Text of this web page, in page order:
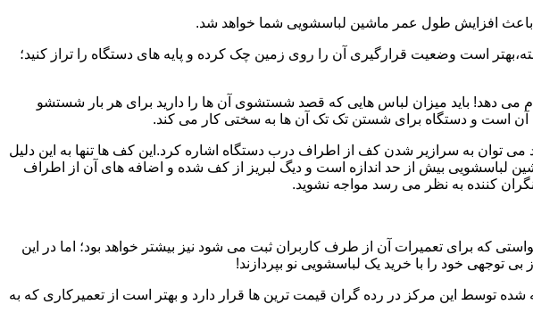
باعث افزایش طول عمر ماشین لباسشویی شما خواهد شد.
است وضعیت قرارگیری آن را روی زمین چک کرده و پایه های دستگاه را تراز کنید؛
دهد! باید میزان لباس هایی که قصد شستشوی آن ها را دارید برای هر بار شستشو
است و دستگاه برای شستن تک تک آن ها به سختی کار می کند.
می توان به سرازیر شدن کف از اطراف درب دستگاه اشاره کرد.این کف ها تنها به این دلیل
لباسشویی بیش از حد اندازه است و دیگ لبریز از کف شده و اضافه های آن از اطراف
کننده به نظر می رسد مواجه نشوید.
که برای تعمیرات آن از طرف کاربران ثبت می شود نیز بیشتر خواهد بود؛ اما در این
توجهی خود را با خرید یک لباسشویی نو بپردازند!
شده توسط این مرکز در رده گران قیمت ترین ها قرار دارد و بهتر است از تعمیرکاری که به